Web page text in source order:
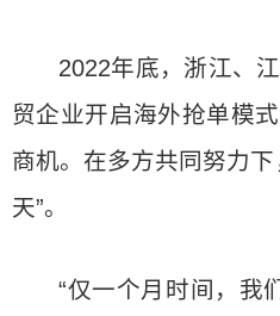
2022年底，浙江、
贸企业开启海外抢单模
商机。在多方共同努力
天”。
“仅一个月时间，我